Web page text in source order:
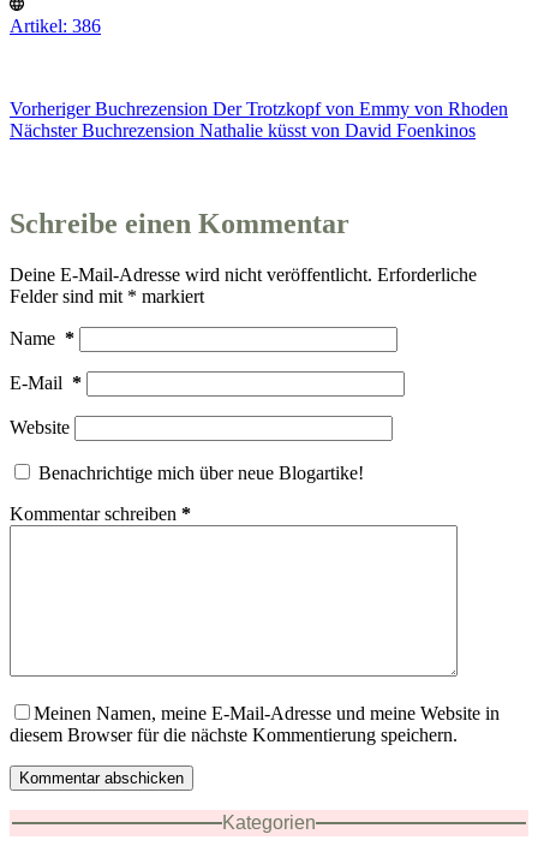
Artikel: 386
VorherigerBuchrezension Der Trotzkopf von Emmy von Rhoden
NächsterBuchrezension Nathalie küsst von David Foenkinos
Schreibe einen Kommentar
Deine E-Mail-Adresse wird nicht veröffentlicht. Erforderliche
Felder sind mit * markiert
Name *
E-Mail *
Website
Benachrichtige mich über neue Blogartike!
Kommentar schreiben *
Meinen Namen, meine E-Mail-Adresse und meine Website in
diesem Browser für die nächste Kommentierung speichern.
Kommentar abschicken
Kategorien